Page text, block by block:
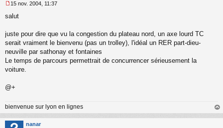
e
g
e
n
o
u
15 nov. 2004, 11:37
salut
juste pour dire que vu la congestion du plateau nord, un axe lourd TC
serait vraiment le bienvenu (pas un trolley), l'idéal un RER part-dieu-
neuville par sathonay et fontaines
Le temps de parcours permettrait de concurrencer sérieusement la
voiture.
@+
bienvenue sur lyon en lignes
au
nanar